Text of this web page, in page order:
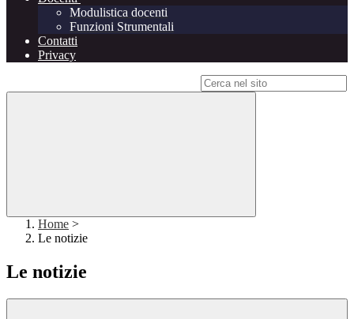
Modulistica docenti
Funzioni Strumentali
Contatti
Privacy
Home >
Le notizie
Le notizie